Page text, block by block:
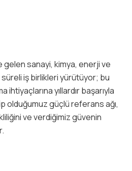
gelen sanayi, kimya, enerji ve
iş birlikleri yürütüyor; bu
ihtiyaçlarına yıllardır başarıyla
olduğumuz güçlü referans ağı,
ve verdiğimiz güvenin